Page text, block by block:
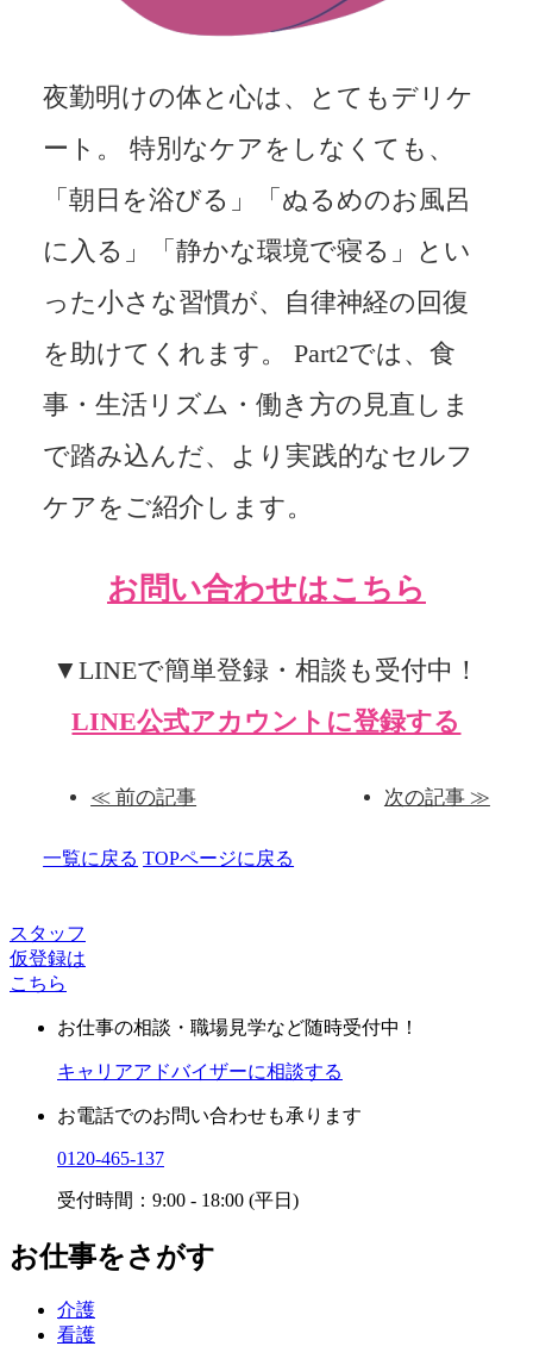
夜勤明けの体と心は、とてもデリケ
ート。 特別なケアをしなくても、
「朝日を浴びる」「ぬるめのお風呂
に入る」「静かな環境で寝る」とい
った小さな習慣が、自律神経の回復
を助けてくれます。 Part2では、食
事・生活リズム・働き方の見直しま
で踏み込んだ、より実践的なセルフ
ケアをご紹介します。
お問い合わせはこちら
▼LINEで簡単登録・相談も受付中！
LINE公式アカウントに登録する
≪ 前の記事 次の記事 ≫
一覧に戻る TOPページに戻る
スタッフ
仮登録は
こちら
お仕事の相談・職場見学など随時受付中！
キャリアアドバイザーに相談する
お電話でのお問い合わせも承ります
0120-465-137
受付時間：9:00 - 18:00 (平日)
お仕事をさがす
介護
看護